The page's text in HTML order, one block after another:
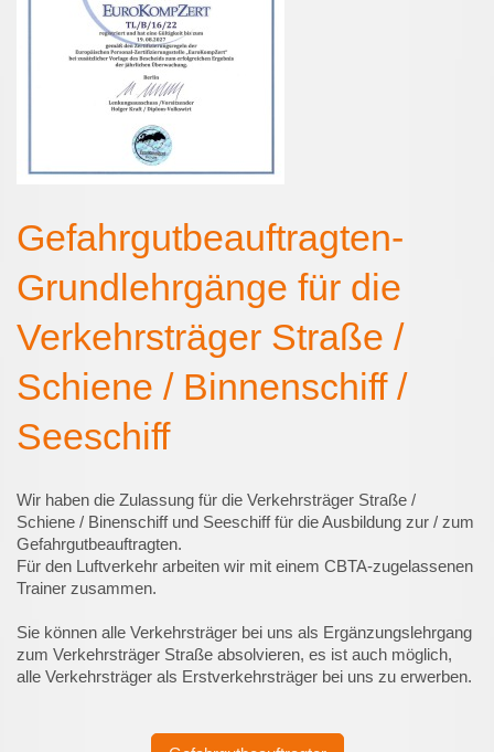
Gefahrgutbeauftragten-
Grundlehrgänge für die
Verkehrsträger Straße /
Schiene / Binnenschiff /
Seeschiff
Wir haben die Zulassung für die Verkehrsträger Straße /
Schiene / Binenschiff und Seeschiff für die Ausbildung zur / zum
Gefahrgutbeauftragten.
Für den Luftverkehr arbeiten wir mit einem CBTA-zugelassenen
Trainer zusammen.
Sie können alle Verkehrsträger bei uns als Ergänzungslehrgang
zum Verkehrsträger Straße absolvieren, es ist auch möglich,
alle Verkehrsträger als Erstverkehrsträger bei uns zu erwerben.